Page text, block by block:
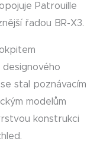
Patrouille
řadou BR-X3.
designového
stal poznávacím
modelům
konstrukci